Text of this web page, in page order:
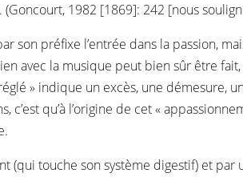
1982 [1869]: 242 [nous
son préfixe l’entrée dans la passion,
avec la musique peut bien sûr être fait,
» indique un excès, une
qu’à l’origine de cet «
(qui touche son système digestif) et